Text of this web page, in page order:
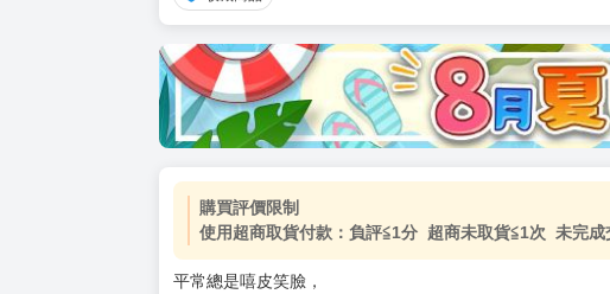
購買評價限制
使用超商取貨付款：負評≦1分 超商未取貨≦1次 未完成
平常總是嘻皮笑臉，